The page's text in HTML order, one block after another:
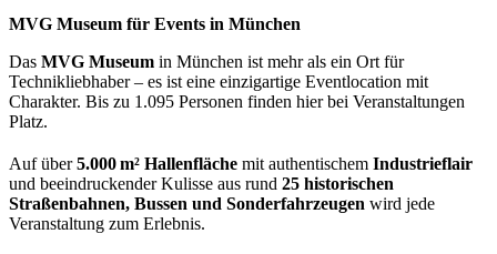
MVG Museum für Events in München
Das MVG Museum in München ist mehr als ein Ort für
Technikliebhaber – es ist eine einzigartige Eventlocation mit
Charakter. Bis zu 1.095 Personen finden hier bei Veranstaltungen
Platz.
Auf über5.000 m² Hallenfläche mit authentischem Industrieflair
und beeindruckender Kulisse aus rund 25 historischen
Straßenbahnen, Bussen und Sonderfahrzeugen wird jede
Veranstaltung zum Erlebnis.